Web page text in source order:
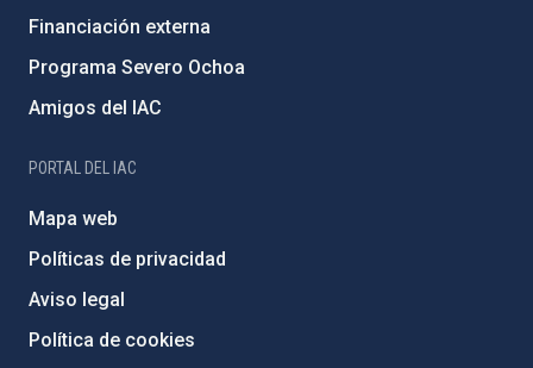
Financiación externa
Programa Severo Ochoa
Amigos del IAC
PORTAL DEL IAC
Mapa web
Políticas de privacidad
Aviso legal
Política de cookies